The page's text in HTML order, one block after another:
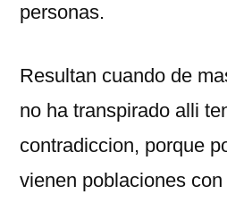
personas.
Resultan cuando de
no ha transpirado alli
contradiccion, porque
vienen poblaciones